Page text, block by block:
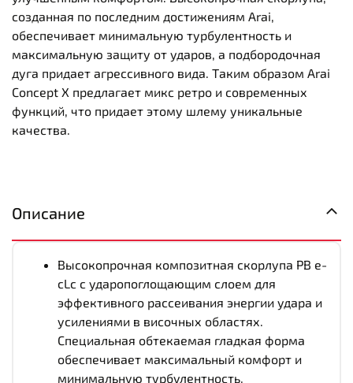
созданная по последним достижениям Arai,
обеспечивает минимальную турбулентность и
максимальную защиту от ударов, а подбородочная
дуга придает агрессивного вида. Таким образом Arai
Concept X предлагает микс ретро и современных
функций, что придает этому шлему уникальные
качества.
Описание
Высокопрочная композитная скорлупа PB e-
cLc с ударопоглощающим слоем для
эффективного рассеивания энергии удара и
усилениями в височных областях.
Специальная обтекаемая гладкая форма
обеспечивает максимальный комфорт и
минимальную турбулентность.